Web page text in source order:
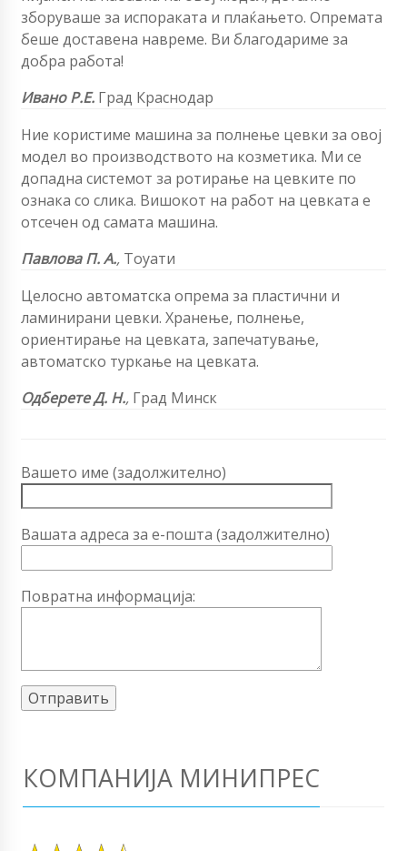
зборуваше за испораката и плаќањето. Опремата
беше доставена навреме. Ви благодариме за
добра работа!
Ивано Р.Е. Град Краснодар
Ние користиме машина за полнење цевки за овој
модел во производството на козметика. Ми се
допадна системот за ротирање на цевките по
ознака со слика. Вишокот на работ на цевката е
отсечен од самата машина.
Павлова П. А., Тоyати
Целосно автоматска опрема за пластични и
ламинирани цевки. Хранење, полнење,
ориентирање на цевката, запечатување,
автоматско туркање на цевката.
Одберете Д. Н., Град Минск
Вашето име (задолжително)
Вашата адреса за е-пошта (задолжително)
Повратна информација:
КОМПАНИЈА МИНИПРЕС